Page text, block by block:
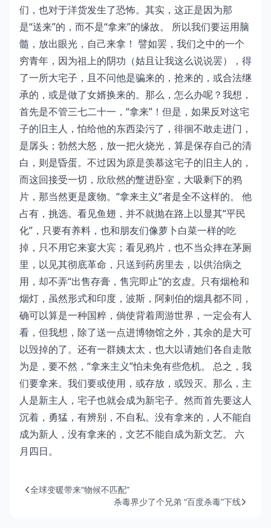
们，也对于洋货发生了恐怖。其实，这正是因为那
是“送来”的，而不是“拿来”的缘故。 所以我们要运用脑
髓，放出眼光，自己来拿！ 譬如罢，我们之中的一个
穷青年，因为祖上的阴功（姑且让我这么说说罢），得
了一所大宅子，且不问他是骗来的，抢来的，或合法继
承的，或是做了女婿换来的。那么，怎么办呢？我想，
首先是不管三七二十一，“拿来”！但是，如果反对这宅
子的旧主人，怕给他的东西染污了，徘徊不敢走进门，
是孱头；勃然大怒，放一把火烧光，算是保存自己的清
白，则是昏蛋。不过因为原是羡慕这宅子的旧主人的，
而这回接受一切，欣欣然的蹩进卧室，大吸剩下的鸦
片，那当然更是废物。“拿来主义”者是全不这样的。 他
占有，挑选。看见鱼翅，并不就抛在路上以显其“平民
化”，只要有养料，也和朋友们像萝卜白菜一样的吃
掉，只不用它来宴大宾；看见鸦片，也不当众摔在茅厕
里，以见其彻底革命，只送到药房里去，以供治病之
用，却不弄“出售存膏，售完即止”的玄虚。只有烟枪和
烟灯，虽然形式和印度，波斯，阿剌伯的烟具都不同，
确可以算是一种国粹，倘使背着周游世界，一定会有人
看，但我想，除了送一点进博物馆之外，其余的是大可
以毁掉的了。还有一群姨太太，也大以请她们各自走散
为是，要不然，“拿来主义”怕未免有些危机。 总之，我
们要拿来。我们要或使用，或存放，或毁灭。那么，主
人是新主人，宅子也就会成为新宅子。然而首先要这人
沉着，勇猛，有辨别，不自私。没有拿来的，人不能自
成为新人，没有拿来的，文艺不能自成为新文艺。 六
月四日。
全球变暖带来“物候不匹配”
杀毒界少了个兄弟 “百度杀毒”下线